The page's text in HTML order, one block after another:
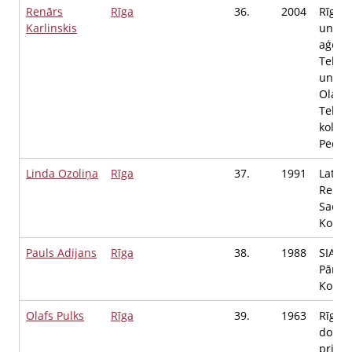
Renārs
Karlinskis
Rīga 36. 2004
Rīgas
Linda Ozoliņa
Rīga 37. 1991
Pauls Adijans
Rīga 38. 1988
SIA
Olafs Pulks
Rīga 39. 1963
Rīgas